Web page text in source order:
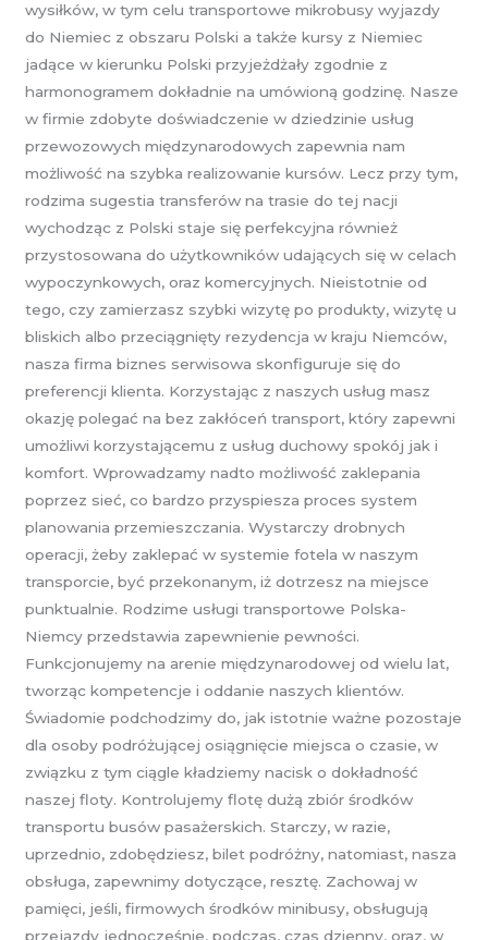
wysiłków, w tym celu transportowe mikrobusy wyjazdy
do Niemiec z obszaru Polski a także kursy z Niemiec
jadące w kierunku Polski przyjeżdżały zgodnie z
harmonogramem dokładnie na umówioną godzinę. Nasze
w firmie zdobyte doświadczenie w dziedzinie usług
przewozowych międzynarodowych zapewnia nam
możliwość na szybka realizowanie kursów. Lecz przy tym,
rodzima sugestia transferów na trasie do tej nacji
wychodząc z Polski staje się perfekcyjna również
przystosowana do użytkowników udających się w celach
wypoczynkowych, oraz komercyjnych. Nieistotnie od
tego, czy zamierzasz szybki wizytę po produkty, wizytę u
bliskich albo przeciągnięty rezydencja w kraju Niemców,
nasza firma biznes serwisowa skonfiguruje się do
preferencji klienta. Korzystając z naszych usług masz
okazję polegać na bez zakłóceń transport, który zapewni
umożliwi korzystającemu z usług duchowy spokój jak i
komfort. Wprowadzamy nadto możliwość zaklepania
poprzez sieć, co bardzo przyspiesza proces system
planowania przemieszczania. Wystarczy drobnych
operacji, żeby zaklepać w systemie fotela w naszym
transporcie, być przekonanym, iż dotrzesz na miejsce
punktualnie. Rodzime usługi transportowe Polska-
Niemcy przedstawia zapewnienie pewności.
Funkcjonujemy na arenie międzynarodowej od wielu lat,
tworząc kompetencje i oddanie naszych klientów.
Świadomie podchodzimy do, jak istotnie ważne pozostaje
dla osoby podróżującej osiągnięcie miejsca o czasie, w
związku z tym ciągle kładziemy nacisk o dokładność
naszej floty. Kontrolujemy flotę dużą zbiór środków
transportu busów pasażerskich. Starczy, w razie,
uprzednio, zdobędziesz, bilet podróżny, natomiast, nasza
obsługa, zapewnimy dotyczące, resztę. Zachowaj w
pamięci, jeśli, firmowych środków minibusy, obsługują
przejazdy jednocześnie, podczas, czas dzienny, oraz, w